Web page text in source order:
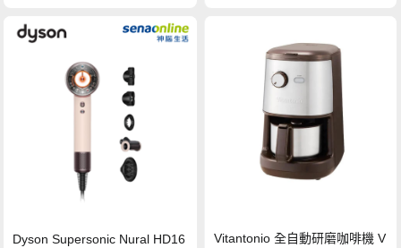
Dyson Supersonic Nural HD16
Vitantonio 全自動研磨咖啡機 V